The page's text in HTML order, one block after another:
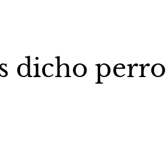
dicho perro